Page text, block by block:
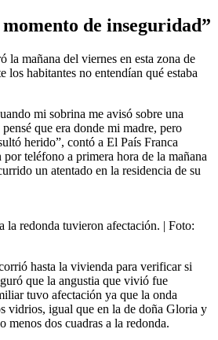
de inseguridad”
la mañana del viernes en esta zona de
los habitantes no entendían qué estaba
mi sobrina me avisó sobre una
que era donde mi madre, pero
herido”, contó a El País Franca
teléfono a primera hora de la mañana
un atentado en la residencia de su
la redonda tuvieron afectación. | Foto:
hasta la vivienda para verificar si
que la angustia que vivió fue
tuvo afectación ya que la onda
vidrios, igual que en la de doña Gloria y
menos dos cuadras a la redonda.